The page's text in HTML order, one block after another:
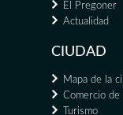
El Pregoner
Actualidad
CIUDAD
Mapa de la
Comercio de
Turismo